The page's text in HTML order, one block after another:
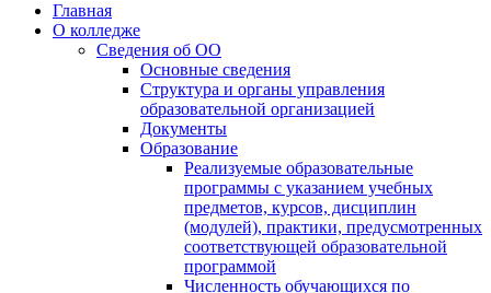
Главная
О колледже
Сведения об ОО
Основные сведения
Структура и органы управления
образовательной организацией
Документы
Образование
Реализуемые образовательные
программы с указанием учебных
предметов, курсов, дисциплин
(модулей), практики, предусмотренных
соответствующей образовательной
программой
Численность обучающихся по